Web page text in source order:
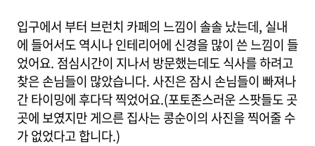
입구에서 부터 브런치 카페의 느낌이 솔솔 났는데, 실내
에 들어서도 역시나 인테리어에 신경을 많이 쓴 느낌이 들
었어요. 점심시간이 지나서 방문했는데도 식사를 하려고
찾은 손님들이 많았습니다. 사진은 잠시 손님들이 빠져나
간 타이밍에 후다닥 찍었어요.(포토존스러운 스팟들도 곳
곳에 보였지만 게으른 집사는 콩순이의 사진을 찍어줄 수
가 없었다고 합니다.)